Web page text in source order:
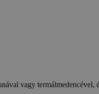
vagy termálmedencével,